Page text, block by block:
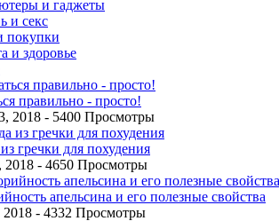
и гаджеты
и секс
покупки
и здоровье
правильно - просто!
2018 - 5400 Просмотры
гречки для похудения
2018 - 4650 Просмотры
апельсина и его полезные свойства
2018 - 4332 Просмотры